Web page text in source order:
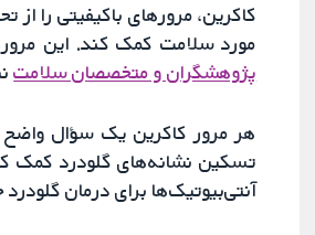
کاکرین، مرورهای باکیفیتی را از
مورد سلامت کمک کند. این
پژوهشگران و متخصصان سلامت
هر مرور کاکرین یک سؤال واضح
تسکین نشانه‌های گلودرد کمک
آنتی‌بیوتیک‌ها برای درمان